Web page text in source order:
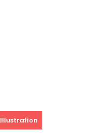
Illustration